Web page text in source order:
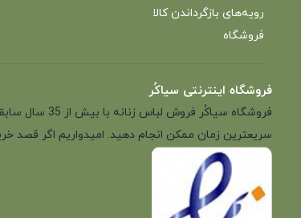
رویه‌های بازگرداندن کالا
فروشگاه
فروشگاه اینترنتی سیاکُر
فروشگاه
سریعترین زمان ممکن انجام دهید. امیدواریم اگر قصد